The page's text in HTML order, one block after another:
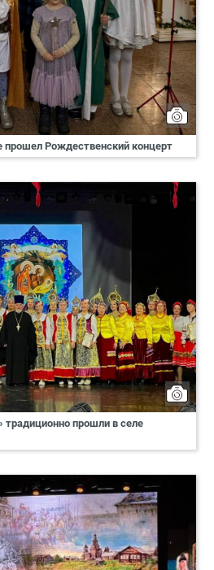
Рождественский концерт
традиционно прошли в селе